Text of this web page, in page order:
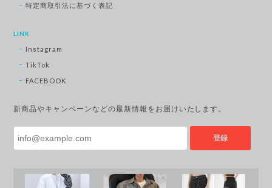
特定商取引法に基づく表記
LINK
Instagram
TikTok
FACEBOOK
新商品やキャンペーンなどの最新情報をお届けいたします。
登録